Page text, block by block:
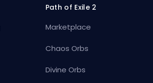
Path of Exile 2
Marketplace
Chaos Orbs
Divine Orbs